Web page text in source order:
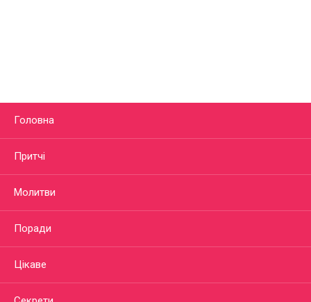
Головна
Притчі
Молитви
Поради
Цікаве